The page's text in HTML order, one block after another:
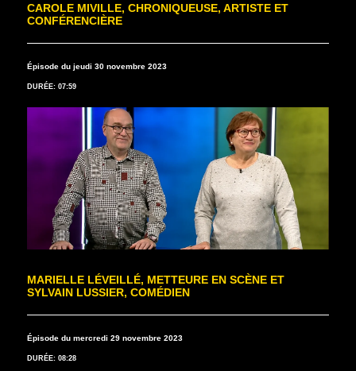
CAROLE MIVILLE, CHRONIQUEUSE, ARTISTE ET
CONFÉRENCIÈRE
Épisode du jeudi 30 novembre 2023
DURÉE: 07:59
MARIELLE LÉVEILLÉ, METTEURE EN SCÈNE ET
SYLVAIN LUSSIER, COMÉDIEN
Épisode du mercredi 29 novembre 2023
DURÉE: 08:28